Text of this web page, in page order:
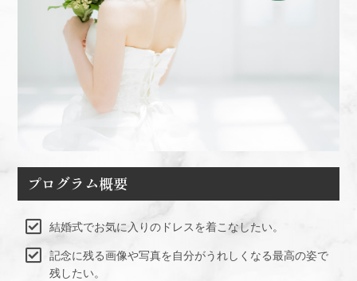
プログラム概要
結婚式でお気に入りのドレスを着こなしたい。
記念に残る画像や写真を自分がうれしくなる最高の姿で
残したい。